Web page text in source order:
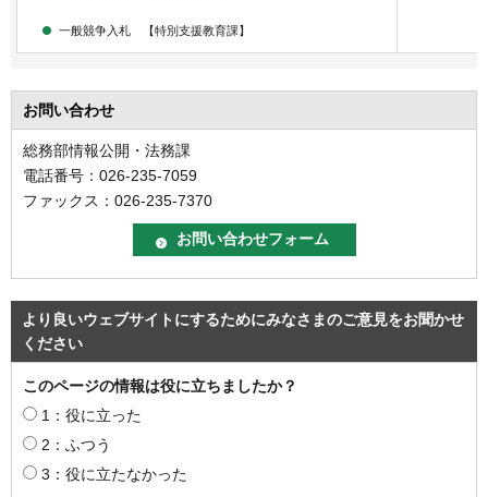
一般競争入札 【特別支援教育課】
お問い合わせ
総務部情報公開・法務課
電話番号：026-235-7059
ファックス：026-235-7370
より良いウェブサイトにするためにみなさまのご意見をお聞かせ
ください
このページの情報は役に立ちましたか？
1：役に立った
2：ふつう
3：役に立たなかった